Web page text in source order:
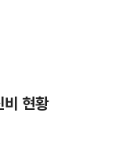
현황